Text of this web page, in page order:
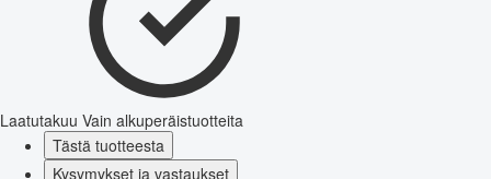
Laatutakuu Vain alkuperäistuotteita
Tästä tuotteesta
Kysymykset ja vastaukset